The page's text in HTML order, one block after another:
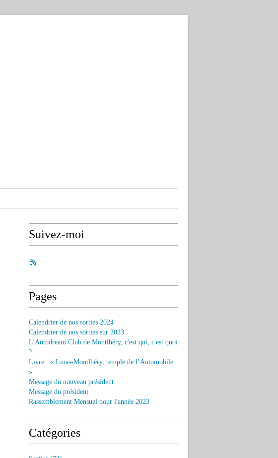
Suivez-moi
Pages
Calendrier de nos sorties 2024
Calendrier de nos sorties sur 2023
L'Autodream Club de Montlhéry, c'est qui, c'est quoi
?
Livre : « Linas-Montlhéry, temple de l’Automobile
»
Message du nouveau président
Message du président
Rassemblement Mensuel pour l'année 2023
Catégories